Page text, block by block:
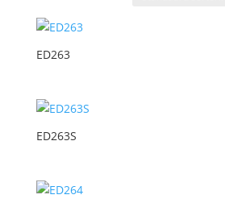
ED263
ED263S